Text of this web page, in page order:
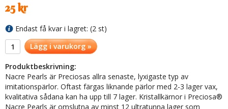
25 kr
Endast få kvar i lagret: (2 st)
Lägg i varukorg »
Produktbeskrivning:
Nacre Pearls är Preciosas allra senaste, lyxigaste typ av
imitationspärlor. Oftast färgas liknande pärlor med 2-3 lager vax,
kvalitativa sådana kan ha upp till 7 lager. Kristallkärnor i Preciosa®
Nacre Pearls är omslutna av minst 12 ultratunna lager som